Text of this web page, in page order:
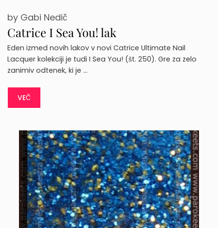
Catrice I Sea You! lak
by Gabi Nedič
Eden izmed novih lakov v novi Catrice Ultimate Nail
Lacquer kolekciji je tudi I Sea You! (št. 250). Gre za zelo
zanimiv odtenek, ki je …
VEČ